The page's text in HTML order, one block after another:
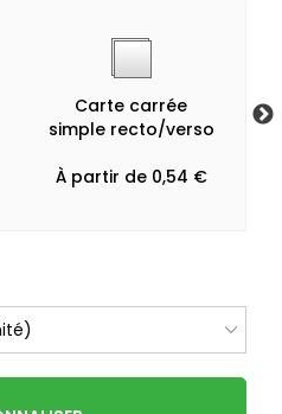
Carte carrée
simple recto/verso
À partir de 0,54 €